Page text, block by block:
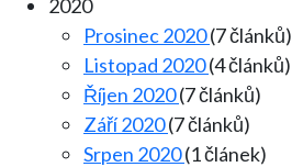
2020
Prosinec 2020(7 článků)
Listopad 2020(4 článků)
Říjen 2020(7 článků)
Září 2020(7 článků)
Srpen 2020(1 článek)